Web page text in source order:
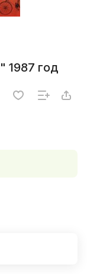
1987 год